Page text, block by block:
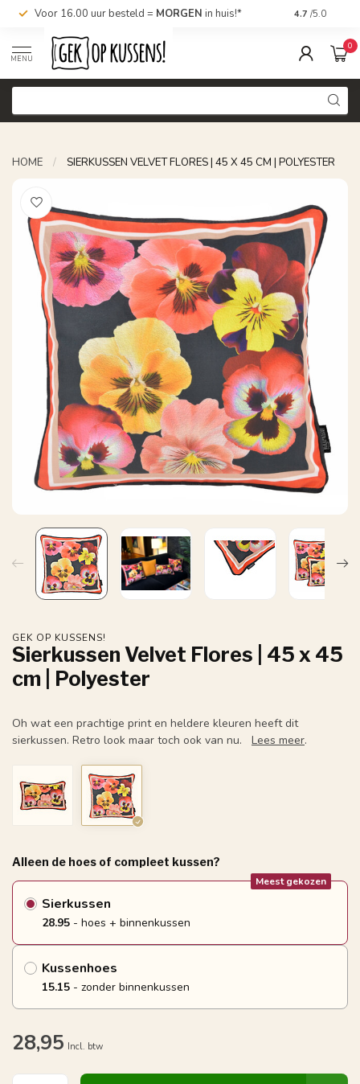
Voor 16.00 uur besteld = MORGEN in huis!* Nu bestellen,
4.7 /5.0
MENU
0
HOME / SIERKUSSEN VELVET FLORES | 45 X 45 CM | POLYESTER
GEK OP KUSSENS!
Sierkussen Velvet Flores | 45 x 45
cm | Polyester
Oh wat een prachtige print en heldere kleuren heeft dit
sierkussen. Retro look maar toch ook van nu. Lees meer.
Alleen de hoes of compleet kussen?
Sierkussen
Meest gekozen
28.95 - hoes + binnenkussen
Kussenhoes
15.15 - zonder binnenkussen
28,95 Incl. btw